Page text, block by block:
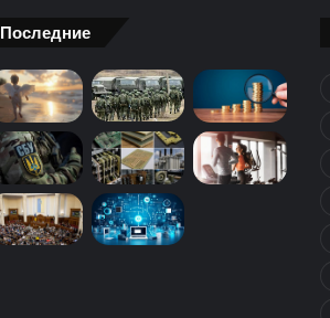
Последние